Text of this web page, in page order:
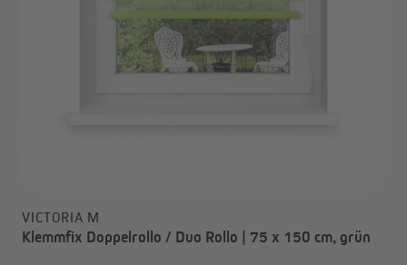
VICTORIA M
Klemmfix Doppelrollo / Duo Rollo | 75 x 150 cm, grün